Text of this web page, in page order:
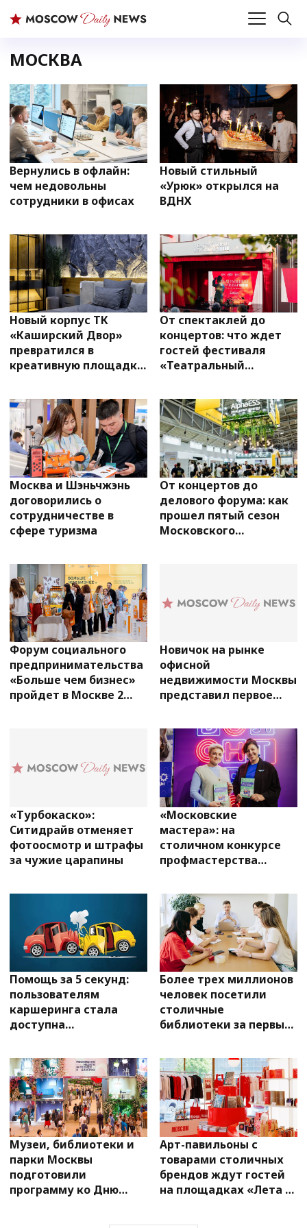
МОСКВА
Вернулись в офлайн:
чем недовольны
сотрудники в офисах
Новый стильный
«Урюк» открылся на
ВДНХ
Новый корпус ТК
«Каширский Двор»
превратился в
креативную площадку
От спектаклей до
концертов: что ждет
гостей фестиваля
«Театральный
Москва и Шэньчжэнь
договорились о
сотрудничестве в
сфере туризма
От концертов до
делового форума: как
прошел пятый сезон
Московского
Форум социального
предпринимательства
«Больше чем бизнес»
пройдет в Москве 2
Новичок на рынке
офисной
недвижимости Москвы
представил первое
пространство
«Турбокаско»:
Ситидрайв отменяет
фотоосмотр и штрафы
за чужие царапины
«Московские
мастера»: на
столичном конкурсе
профмастерства
волонтеров
Помощь за 5 секунд:
пользователям
каршеринга стала
доступна
случае ДТП
Более трех миллионов
человек посетили
столичные
библиотеки за первый
Музеи, библиотеки и
парки Москвы
подготовили
программу ко Дню
Арт-павильоны с
товарами столичных
брендов ждут гостей
на площадках «Лета в